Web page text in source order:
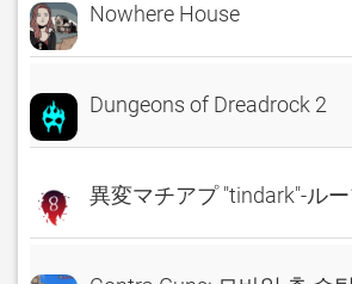
Nowhere House
Dungeons of Dreadrock 2
異変マチアプ "tindark"-ル